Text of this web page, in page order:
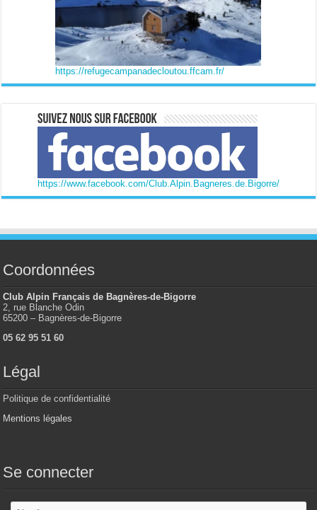
https://refugecampanadecloutou.ffcam.fr/
https://www.facebook.com/Club.Alpin.Bagneres.de.Bigorre/
Coordonnées
Club Alpin Français de Bagnères-de-Bigorre
2, rue Blanche Odin
65200 – Bagnères-de-Bigorre
05 62 95 51 60
Légal
Politique de confidentialité
Mentions légales
Se connecter